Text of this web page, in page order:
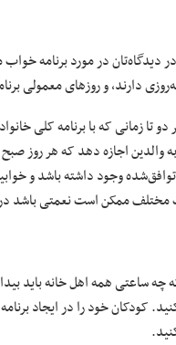
دارند، و روزهای معمولی
زمانی که با برنامه کلی
والدین اجازه دهد که هر روز
وجود داشته باشد و
مختلف ممکن است نعمتی باشد
ساعتی همه اهل خانه باید
مدرسه (مثلاً ۱۰صبح) شروع کنید. کودکان